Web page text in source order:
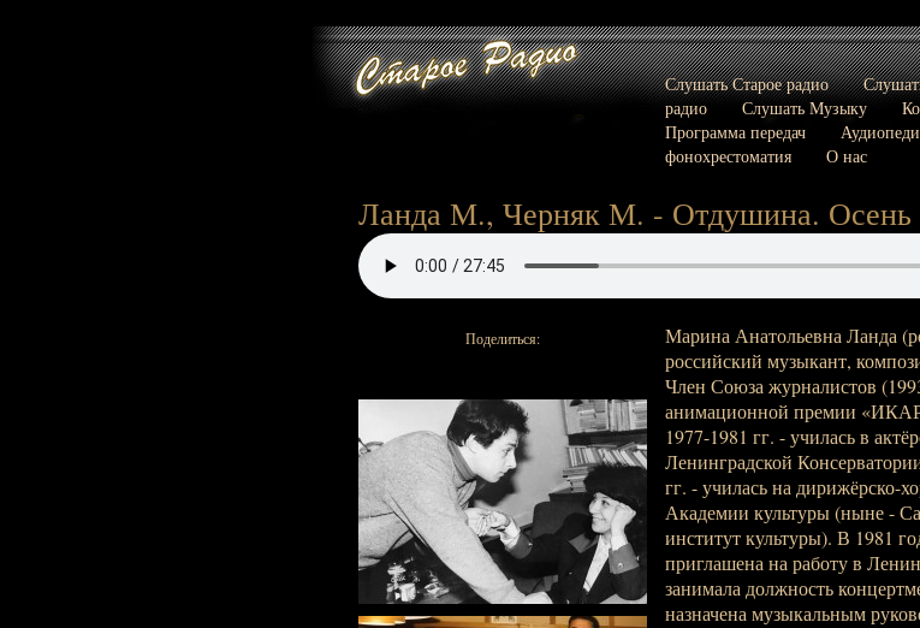
Слушать Старое радио
радио
Слушать Музыку
Программа передач
фонохрестоматия
О нас
Ланда М., Черняк М. - Отдушина. Осень
Поделиться:
Марина Анатольевна Ланда
российский музыкант,
Член Союза журналистов
анимационной премии
1977-1981 гг. - училась в
Ленинградской
гг. - училась на дирижёрско-
Академии культуры (ныне -
институт культуры). В 1981
приглашена на работу в
занимала должность
назначена музыкальным